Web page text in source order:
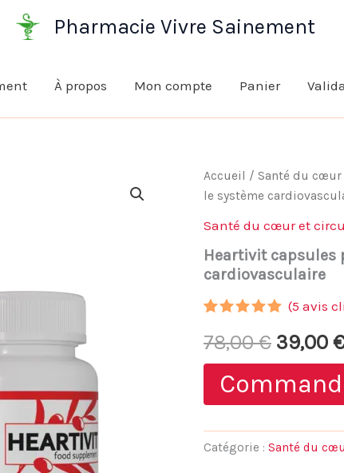
Pharmacie Vivre Sainement
À propos Mon compte Panier
Accueil / Santé du
le système
Santé du cœur et
Heartivit capsules
cardiovasculaire
sur 5
basé sur
notations
client
(5 avis
78,00€ Le
prix
initial
était :
39,00
Catégorie : Santé du